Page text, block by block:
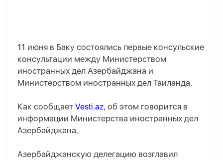
11 июня в Баку состоялись первые консульские
консультации между Министерством
иностранных дел Азербайджана и
Министерством иностранных дел Таиланда.
Как сообщает Vesti.az, об этом говорится в
информации Министерства иностранных дел
Азербайджана.
Азербайджанскую делегацию возглавил